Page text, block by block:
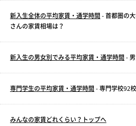
新入生全体の平均家賃・通学時間 - 首都圏の
さんの家賃相場は？
新入生の男女別でみる平均家賃・通学時間 -
専門学生の平均家賃・通学時間 - 専門学校92
みんなの家賃どれくらい？トップへ